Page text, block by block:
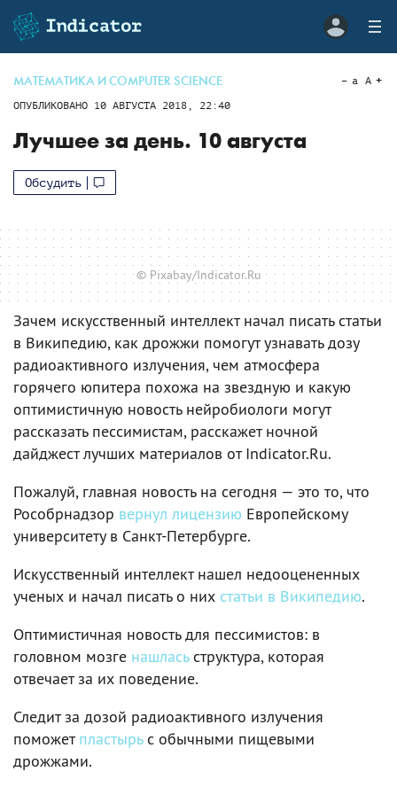
МАТЕМАТИКА И COMPUTER SCIENCE
ОПУБЛИКОВАНО 10 АВГУСТА 2018, 22:40
a A
Лучшее за день. 10 августа
Обсудить
© Pixabay/Indicator.Ru
Зачем искусственный интеллект начал писать статьи
в Википедию, как дрожжи помогут узнавать дозу
радиоактивного излучения, чем атмосфера
горячего юпитера похожа на звездную и какую
оптимистичную новость нейробиологи могут
рассказать пессимистам, расскажет ночной
дайджест лучших материалов от Indicator.Ru.
Пожалуй, главная новость на сегодня — это то, что
Рособрнадзор вернул лицензию Европейскому
университету в Санкт-Петербурге.
Искусственный интеллект нашел недооцененных
ученых и начал писать о них статьи в Википедию.
Оптимистичная новость для пессимистов: в
головном мозге нашласьструктура, которая
отвечает за их поведение.
Следит за дозой радиоактивного излучения
поможетпластырьс обычными пищевыми
дрожжами.